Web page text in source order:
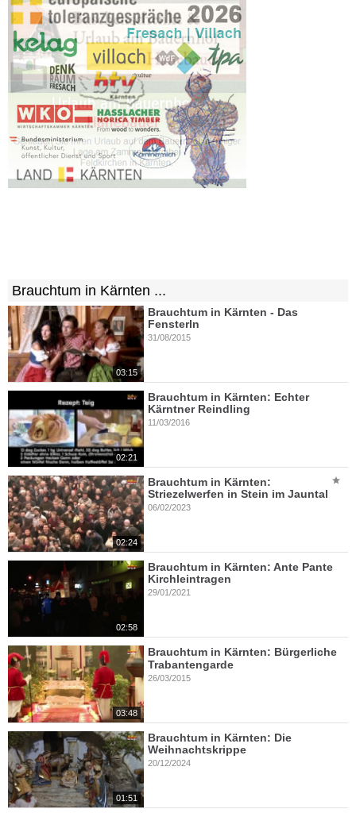
Brauchtum in Kärnten ...
03:15
Brauchtum in Kärnten - Das
Fensterln
31/08/2015
02:21
Brauchtum in Kärnten: Echter
Kärntner Reindling
11/03/2016
02:24
Brauchtum in Kärnten:
Striezelwerfen in Stein im Jauntal
06/02/2023
02:58
Brauchtum in Kärnten: Ante Pante
Kirchleintragen
29/01/2021
03:48
Brauchtum in Kärnten: Bürgerliche
Trabantengarde
26/03/2015
01:51
Brauchtum in Kärnten: Die
Weihnachtskrippe
20/12/2024